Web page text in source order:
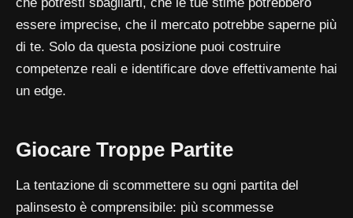
essere imprecise, che il mercato potrebbe saperne più
di te. Solo da questa posizione puoi costruire
competenze reali e identificare dove effettivamente hai
un edge.
Giocare Troppe Partite
La tentazione di scommettere su ogni partita del
palinsesto è comprensibile: più scommesse